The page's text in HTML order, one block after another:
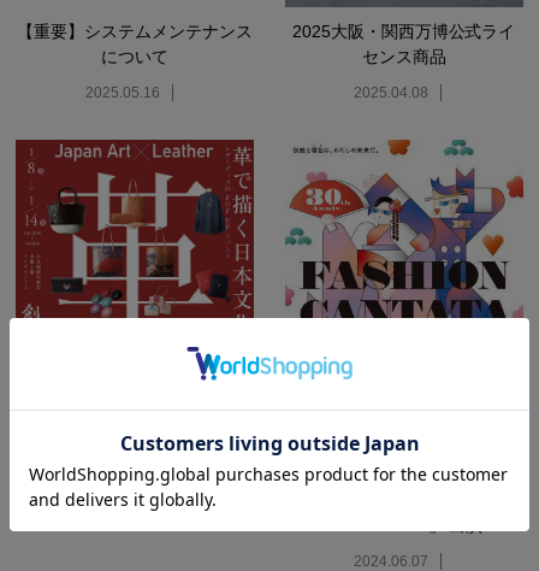
【重要】システムメンテナンス
について
2025.05.16
2025大阪・関西万博公式ライ
センス商品
2025.04.08
レザーグッズのPOPUPイベン
2024.12.23
2024.06.07